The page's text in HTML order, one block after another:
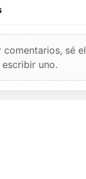
comentarios, sé el
uno.